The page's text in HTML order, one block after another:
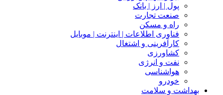
پول | ارز | بانک
صنعت تجارت
راه و مسکن
فناوری اطلاعات | اینترنت | موبایل
کارآفرینی و اشتغال
کشاورزی
نفت و انرژی
هواشناسی
خودرو
بهداشت و سلامت